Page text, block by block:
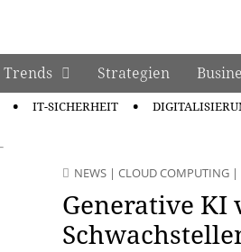
it
Trends Strategien
IT-SICHERHEIT
NEWS| CLOUD COMPUTING|
Generative KI